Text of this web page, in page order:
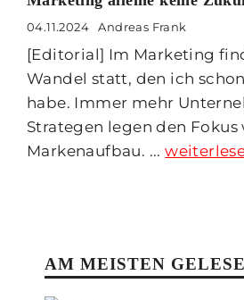
04.11.2024 Andreas Frank
[Editorial] Im Marketing
Wandel statt, den ich
habe. Immer mehr
Strategen legen den
Markenaufbau. ...
AM MEISTEN